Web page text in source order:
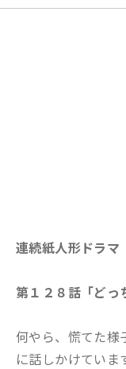
連続紙人形ドラマ
第１２８話「どっ
何やら、慌てた様
に話しかけていま